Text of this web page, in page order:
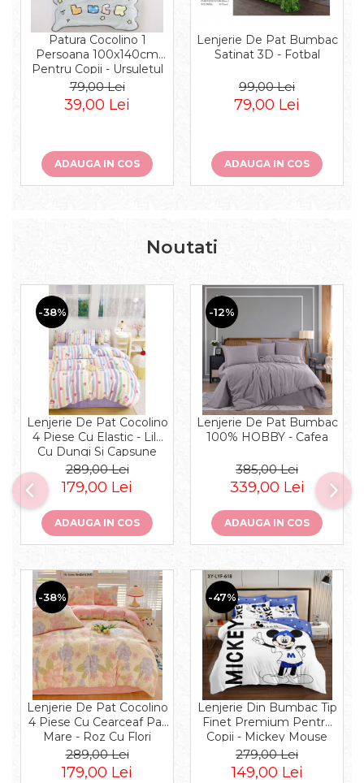
Patura Cocolino 1
Persoana 100x140cm
Pentru Copii - Ursuletul
Norocos
79,00 Lei
39,00 Lei
ADAUGA IN COS
Lenjerie De Pat Bumbac
Satinat 3D - Fotbal
99,00 Lei
79,00 Lei
ADAUGA IN COS
Noutati
-38%
Lenjerie De Pat Cocolino
4 Piese Cu Elastic - Lila
Cu Dungi Si Capsune
289,00 Lei
179,00 Lei
ADAUGA IN COS
-38%
Lenjerie De Pat Cocolino
4 Piese Cu Cearceaf Pat
Mare - Roz Cu Flori
Pastel
289,00 Lei
179,00 Lei
-12%
Lenjerie De Pat Bumbac
100% HOBBY - Cafea
385,00 Lei
339,00 Lei
ADAUGA IN COS
-47%
Lenjerie Din Bumbac Tip
Finet Premium Pentru
Copii - Mickey Mouse
Baschetbalist
279,00 Lei
149,00 Lei